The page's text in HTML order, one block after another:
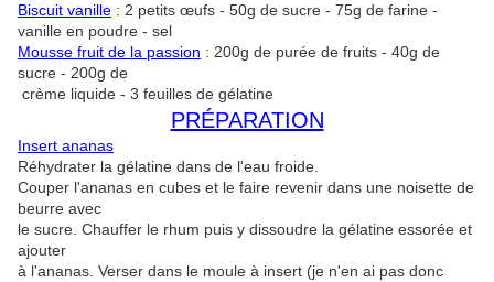
Biscuit vanille : 2 petits œufs - 50g de sucre - 75g de farine -
vanille en poudre - sel
Mousse fruit de la passion : 200g de purée de fruits - 40g de
sucre - 200g de
crème liquide - 3 feuilles de gélatine
PRÉPARATION
Insert ananas
Réhydrater la gélatine dans de l'eau froide.
Couper l'ananas en cubes et le faire revenir dans une noisette de
beurre avec
le sucre. Chauffer le rhum puis y dissoudre la gélatine essorée et
ajouter
à l'ananas. Verser dans le moule à insert (je n'en ai pas donc